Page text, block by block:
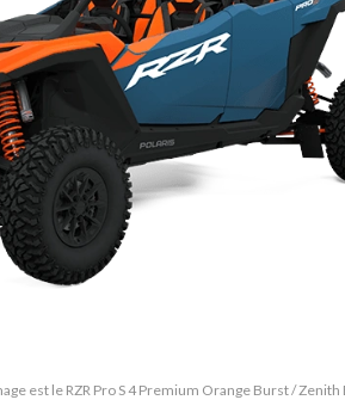
est le RZR Pro S 4 Premium Orange Burst / Zenith